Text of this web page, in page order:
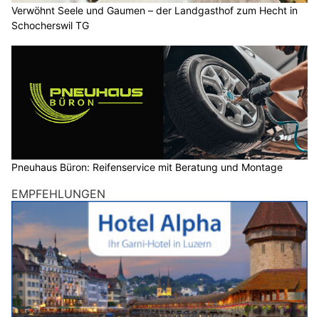
Verwöhnt Seele und Gaumen – der Landgasthof zum Hecht in
Schocherswil TG
Pneuhaus Büron: Reifenservice mit Beratung und Montage
EMPFEHLUNGEN